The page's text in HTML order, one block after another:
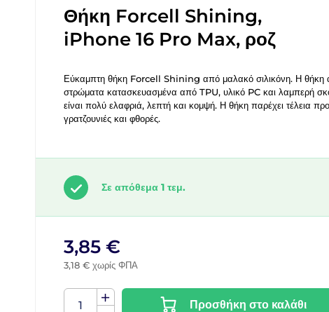
Θήκη Forcell Shining,
iPhone 16 Pro Max, ροζ
Εύκαμπτη θήκη Forcell Shining από μαλακό σιλικόνη. Η θήκη
στρώματα κατασκευασμένα από TPU, υλικό PC και λαμπερή
είναι πολύ ελαφριά, λεπτή και κομψή. Η θήκη παρέχει τέλεια
γρατζουνιές και φθορές.
Σε απόθεμα 1 τεμ.
3,85 €
3,18 € χωρίς ΦΠΑ
Προσθήκη στο καλάθι